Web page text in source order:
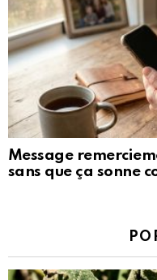
Message
sans que ça sonne